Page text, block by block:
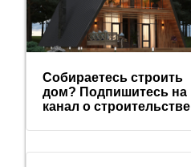
Собираетесь строить
дом? Подпишитесь на
канал о строительстве